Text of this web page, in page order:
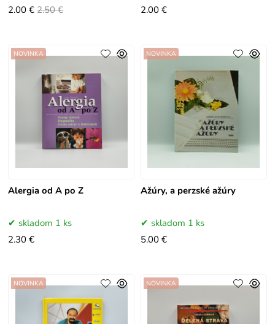
2.00 € 2.50 €
2.00 €
Alergia od A po Z
NOVINKA
skladom 1 ks
2.30 €
Ažúry, a perzské ažúry
NOVINKA
skladom 1 ks
5.00 €
NOVINKA NOVINKA